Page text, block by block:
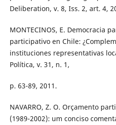
Deliberation, v. 8, Iss. 2, art. 4,
MONTECINOS, E. Democracia
participativo en Chile:
instituciones representativas
Política, v. 31, n. 1,
p. 63-89, 2011.
NAVARRO, Z. O. Orçamento
(1989-2002): um conciso